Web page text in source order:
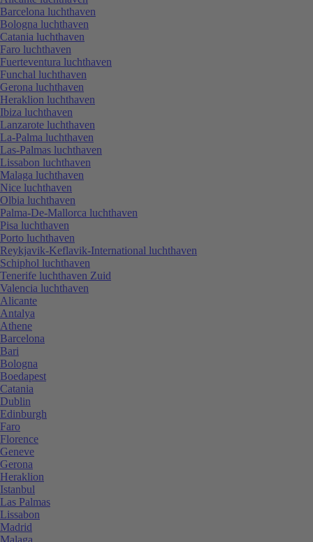
Barcelona luchthaven
Bologna luchthaven
Catania luchthaven
Faro luchthaven
Fuerteventura luchthaven
Funchal luchthaven
Gerona luchthaven
Heraklion luchthaven
Ibiza luchthaven
Lanzarote luchthaven
La-Palma luchthaven
Las-Palmas luchthaven
Lissabon luchthaven
Malaga luchthaven
Nice luchthaven
Olbia luchthaven
Palma-De-Mallorca luchthaven
Pisa luchthaven
Porto luchthaven
Reykjavik-Keflavik-International luchthaven
Schiphol luchthaven
Tenerife luchthaven Zuid
Valencia luchthaven
Alicante
Antalya
Athene
Barcelona
Bari
Bologna
Boedapest
Catania
Dublin
Edinburgh
Faro
Florence
Geneve
Gerona
Heraklion
Istanbul
Las Palmas
Lissabon
Madrid
Malaga